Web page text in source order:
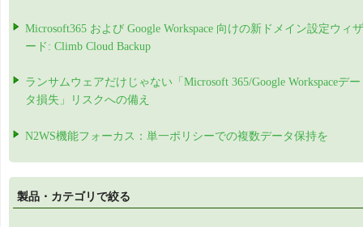
Microsoft365 および Google Workspace 向けの新ドメイン設定ウィザ
ード: Climb Cloud Backup
ランサムウェアだけじゃない「Microsoft 365/Google Workspaceデー
タ損失」リスクへの備え
N2WS機能フォーカス：単一ポリシーでの複数データ保持を
製品・カテゴリで絞る